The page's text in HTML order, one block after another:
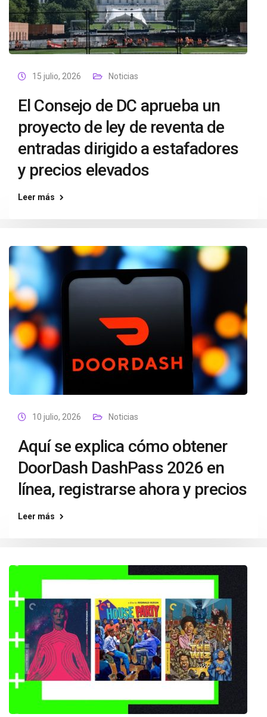
15 julio, 2026 Noticias
El Consejo de DC aprueba un
proyecto de ley de reventa de
entradas dirigido a estafadores
y precios elevados
Leer más
10 julio, 2026 Noticias
Aquí se explica cómo obtener
DoorDash DashPass 2026 en
línea, registrarse ahora y precios
Leer más